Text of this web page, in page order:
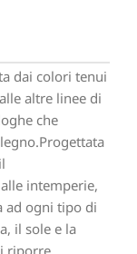
dai colori tenui
altre linee di
che
alle intemperie,
ad ogni tipo di
il sole e la